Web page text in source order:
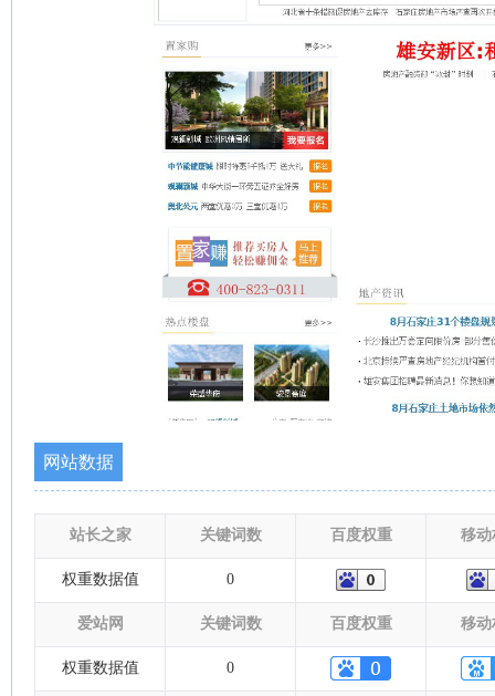
网站数据
站长之家 关键词数 百度权重 移动
权重数据值 0
爱站网 关键词数 百度权重 移动
权重数据值 0